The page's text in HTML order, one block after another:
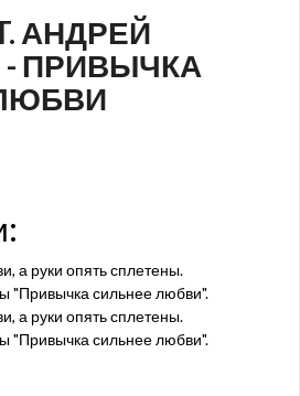
АНДРЕЙ
ПРИВЫЧКА
а руки опять сплетены.
"Привычка сильнее любви".
а руки опять сплетены.
"Привычка сильнее любви".